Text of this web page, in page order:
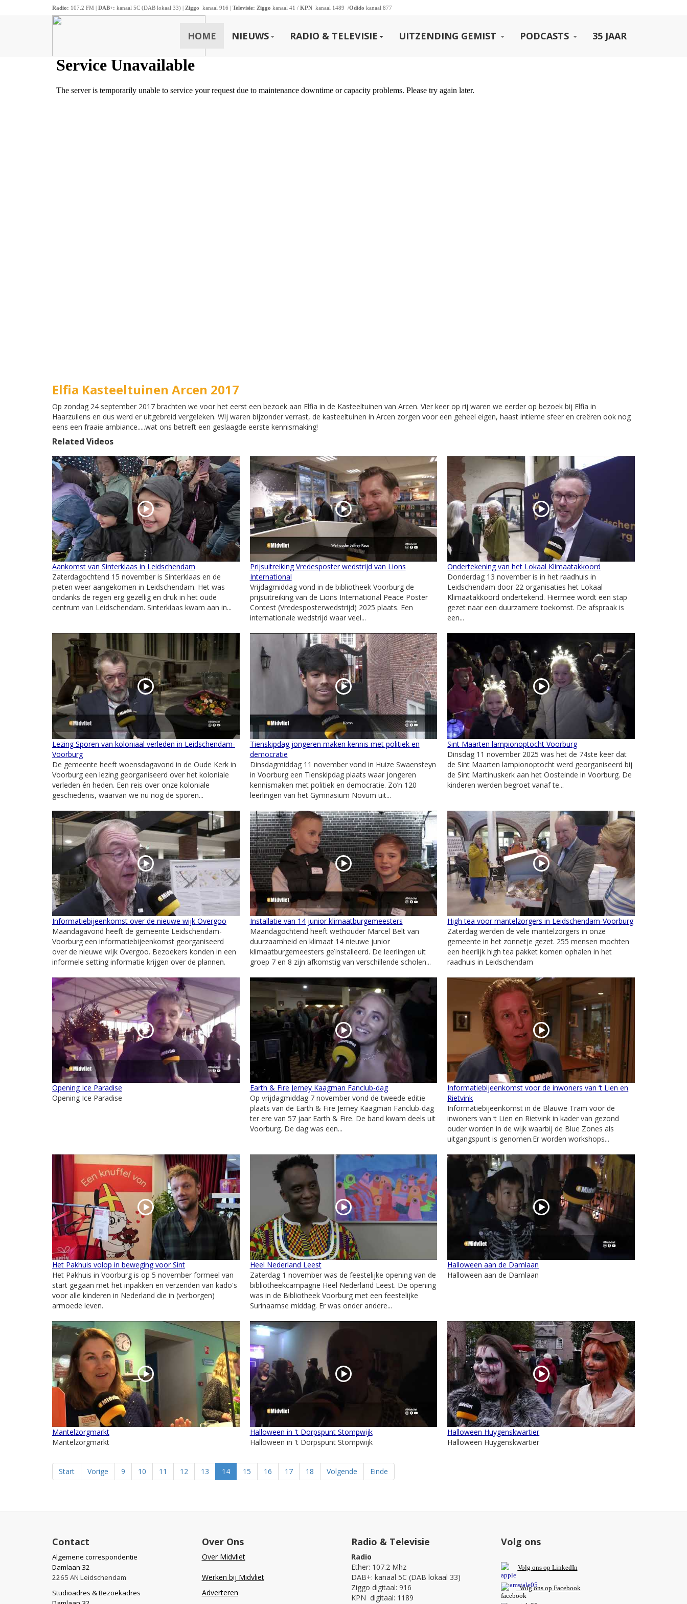
Radio: 107.2 FM | DAB+: kanaal 5C (DAB lokaal 33) | Ziggo kanaal 916 | Televisie: Ziggo kanaal 41 / KPN kanaal 1489 /Odido kanaal 877
HOME NIEUWS RADIO & TELEVISIE UITZENDING GEMIST PODCASTS 35 JAAR
Elfia Kasteeltuinen Arcen 2017
Op zondag 24 september 2017 brachten we voor het eerst een bezoek aan Elfia in de Kasteeltuinen van Arcen. Vier keer op rij waren we eerder op bezoek bij Elfia in
Haarzuilens en dus werd er uitgebreid vergeleken. Wij waren bijzonder verrast, de kasteeltuinen in Arcen zorgen voor een geheel eigen, haast intieme sfeer en creëren ook nog
eens een fraaie ambiance.....wat ons betreft een geslaagde eerste kennismaking!
Related Videos
Aankomst van Sinterklaas in Leidschendam
Zaterdagochtend 15 november is Sinterklaas en de
pieten weer aangekomen in Leidschendam. Het was
ondanks de regen erg gezellig en druk in het oude
centrum van Leidschendam. Sinterklaas kwam aan in...
Prijsuitreiking Vredesposter wedstrijd van Lions
International
Vrijdagmiddag vond in de bibliotheek Voorburg de
prijsuitreiking van de Lions International Peace Poster
Contest (Vredesposterwedstrijd) 2025 plaats. Een
internationale wedstrijd waar veel...
Ondertekening van het Lokaal Klimaatakkoord
Donderdag 13 november is in het raadhuis in
Leidschendam door 22 organisaties het Lokaal
Klimaatakkoord ondertekend. Hiermee wordt een stap
gezet naar een duurzamere toekomst. De afspraak is
een...
Lezing Sporen van koloniaal verleden in Leidschendam-
Voorburg
De gemeente heeft woensdagavond in de Oude Kerk in
Voorburg een lezing georganiseerd over het koloniale
verleden én heden. Een reis over onze koloniale
geschiedenis, waarvan we nu nog de sporen...
Tienskipdag jongeren maken kennis met politiek en
democratie
Dinsdagmiddag 11 november vond in Huize Swaensteyn
in Voorburg een Tienskipdag plaats waar jongeren
kennismaken met politiek en democratie. Zo’n 120
leerlingen van het Gymnasium Novum uit...
Sint Maarten lampionoptocht Voorburg
Dinsdag 11 november 2025 was het de 74ste keer dat
de Sint Maarten lampionoptocht werd georganiseerd bij
de Sint Martinuskerk aan het Oosteinde in Voorburg. De
kinderen werden begroet vanaf te...
Informatiebijeenkomst over de nieuwe wijk Overgoo
Maandagavond heeft de gemeente Leidschendam-
Voorburg een informatiebijeenkomst georganiseerd
over de nieuwe wijk Overgoo. Bezoekers konden in een
informele setting informatie krijgen over de plannen.
Installatie van 14 junior klimaatburgemeesters
Maandagochtend heeft wethouder Marcel Belt van
duurzaamheid en klimaat 14 nieuwe junior
klimaatburgemeesters geïnstalleerd. De leerlingen uit
groep 7 en 8 zijn afkomstig van verschillende scholen...
High tea voor mantelzorgers in Leidschendam-Voorburg
Zaterdag werden de vele mantelzorgers in onze
gemeente in het zonnetje gezet. 255 mensen mochten
een heerlijk high tea pakket komen ophalen in het
raadhuis in Leidschendam
Opening Ice Paradise
Opening Ice Paradise
Earth & Fire Jerney Kaagman Fanclub-dag
Op vrijdagmiddag 7 november vond de tweede editie
plaats van de Earth & Fire Jerney Kaagman Fanclub-dag
ter ere van 57 jaar Earth & Fire. De band kwam deels uit
Voorburg. De dag was een...
Informatiebijeenkomst voor de inwoners van ‘t Lien en
Rietvink
Informatiebijeenkomst in de Blauwe Tram voor de
inwoners van ‘t Lien en Rietvink in kader van gezond
ouder worden in de wijk waarbij de Blue Zones als
uitgangspunt is genomen.Er worden workshops...
Het Pakhuis volop in beweging voor Sint
Het Pakhuis in Voorburg is op 5 november formeel van
start gegaan met het inpakken en verzenden van kado's
voor alle kinderen in Nederland die in (verborgen)
armoede leven.
Heel Nederland Leest
Zaterdag 1 november was de feestelijke opening van de
bibliotheekcampagne Heel Nederland Leest. De opening
was in de Bibliotheek Voorburg met een feestelijke
Surinaamse middag. Er was onder andere...
Halloween aan de Damlaan
Halloween aan de Damlaan
Mantelzorgmarkt
Mantelzorgmarkt
Halloween in 't Dorpspunt Stompwijk
Halloween in 't Dorpspunt Stompwijk
Halloween Huygenskwartier
Halloween Huygenskwartier
Start Vorige 9 10 11 12 13 14 15 16 17 18 Volgende Einde
Contact
Algemene correspondentie
Damlaan 32
2265 AN Leidschendam
Studioadres & Bezoekadres
Over Ons
Over Midvliet
Werken bij Midvliet
Adverteren
Radio & Televisie
Radio
Ether: 107.2 Mhz
DAB+: kanaal 5C (DAB lokaal 33)
Ziggo digitaal: 916
KPN digitaal: 1189
Volg ons
Volg ons op LinkedIn
Volg ons op Facebook